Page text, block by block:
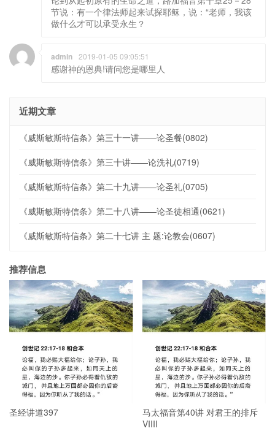
节说：有一个律法师起来试探耶稣，说：“老师，我该
做什么才可以承受永生？
admin 2019-01-05 09:05:51
感谢神的恩典!请问您是哪里人
近期文章
《威斯敏斯特信条》第三十一讲——论圣餐(0802)
《威斯敏斯特信条》第三十讲——论洗礼(0719)
《威斯敏斯特信条》第二十九讲——论圣礼(0705)
《威斯敏斯特信条》第二十八讲——论圣徒相通(0621)
《威斯敏斯特信条》第二十七讲 主 题:论教会(0607)
推荐信息
圣经讲道397
马太福音第40讲 对君王的排斥
VIIII